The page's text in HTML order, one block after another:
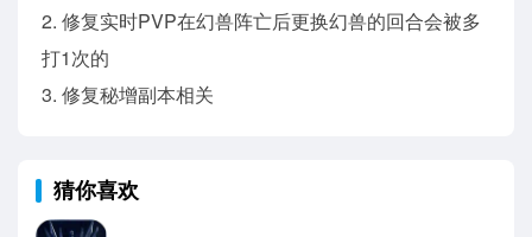
2. 修复实时PVP在幻兽阵亡后更换幻兽的回合会被多
打1次的
3. 修复秘增副本相关
猜你喜欢